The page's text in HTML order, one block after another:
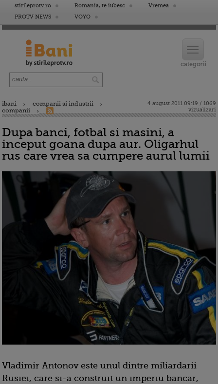
stirileprotv.ro Romania, te iubesc
Vremea
PROTV NEWS
VOYO
ibani
companii si industrii
companii
4 august 2011 09:19 / 1069
vizualizari
Dupa banci, fotbal si masini, a
inceput goana dupa aur. Oligarhul
rus care vrea sa cumpere aurul lumii
Vladimir Antonov este unul dintre miliardarii
Rusiei, care si-a construit un imperiu bancar,